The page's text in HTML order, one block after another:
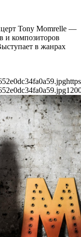
Tony Momrelle —
и композиторов
в жанрах